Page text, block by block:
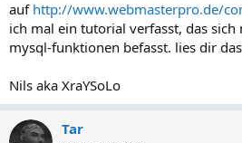
auf http://www.webmasterpro.de/
ich mal ein tutorial verfasst, das
mysql-funktionen befasst. lies dir
Nils aka XraYSoLo
Tar